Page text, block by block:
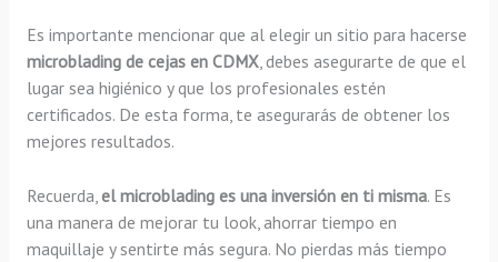
Es importante mencionar que al elegir un sitio para hacerse
microblading de cejas en CDMX, debes asegurarte de que el
lugar sea higiénico y que los profesionales estén
certificados. De esta forma, te asegurarás de obtener los
mejores resultados.
Recuerda, el microblading es una inversión en ti misma. Es
una manera de mejorar tu look, ahorrar tiempo en
maquillaje y sentirte más segura. No pierdas más tiempo